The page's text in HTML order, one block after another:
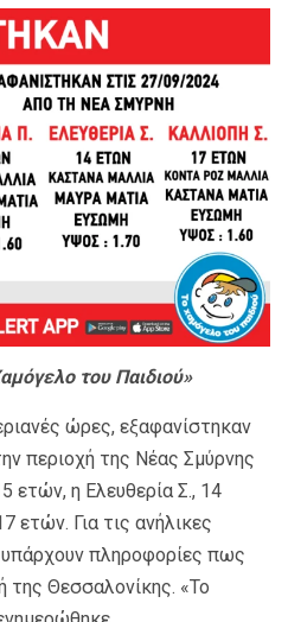
του Παιδιού»
ώρες, εξαφανίστηκαν
περιοχή της Νέας Σμύρνης
ετών, η Ελευθερία Σ., 14
ετών. Για τις ανήλικες
υπάρχουν πληροφορίες πως
της Θεσσαλονίκης. «Το